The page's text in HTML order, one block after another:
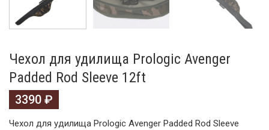
Чехол для удилища Prologic Avenger
Padded Rod Sleeve 12ft
3390 ₽
Чехол для удилища Prologic Avenger Padded Rod Sleeve